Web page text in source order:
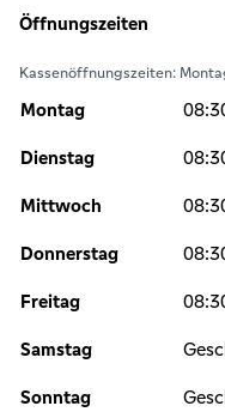
Öffnungszeiten
Kassenöffnungszeiten:
Montag
Dienstag
Mittwoch
Donnerstag
Freitag
Samstag
Sonntag